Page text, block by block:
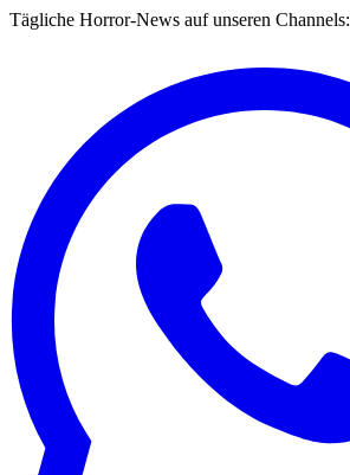
Tägliche Horror-News auf unseren Channels: